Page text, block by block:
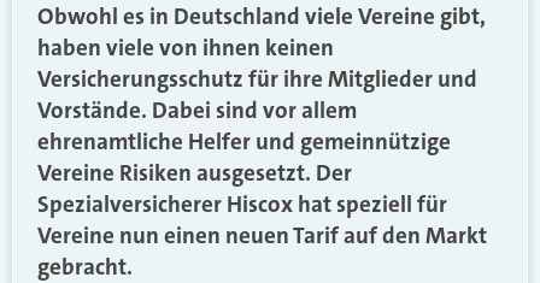
Obwohl es in Deutschland viele Vereine gibt,
haben viele von ihnen keinen
Versicherungsschutz für ihre Mitglieder und
Vorstände. Dabei sind vor allem
ehrenamtliche Helfer und gemeinnützige
Vereine Risiken ausgesetzt. Der
Spezialversicherer Hiscox hat speziell für
Vereine nun einen neuen Tarif auf den Markt
gebracht.